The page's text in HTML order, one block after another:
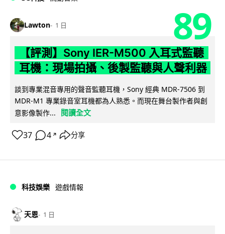
Lawton 1 日 89
【評測】Sony IER-M500 入耳式監聽
耳機：現場拍攝、後製監聽與人聲利器
談到專業混音專用的聲音監聽耳機，Sony 經典 MDR-7506 到
MDR-M1 專業錄音室耳機都為人熟悉。而現在舞台製作者與創
意影像製作...
閱讀全文
37 4 ↗ 分享
科技娛樂 遊戲情報
天恩 1 日